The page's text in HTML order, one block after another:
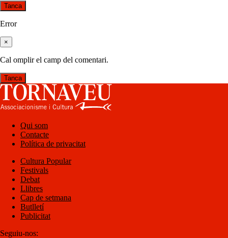
Tanca
Error
×
Cal omplir el camp del comentari.
Tanca
Qui som
Contacte
Política de privacitat
Cultura Popular
Festivals
Debat
Llibres
Cap de setmana
Butlletí
Publicitat
Seguiu-nos: